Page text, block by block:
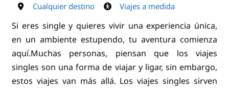
Cualquier destino Viajes a medida
Si eres single y quieres vivir una experiencia única,
en un ambiente estupendo, tu aventura comienza
aquí.Muchas personas, piensan que los viajes
singles son una forma de viajar y ligar, sin embargo,
estos viajes van más allá. Los viajes singles sirven